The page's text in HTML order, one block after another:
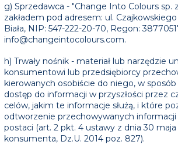
g) Sprzedawca - "Change Into Colours sp.
zakładem pod adresem: ul.
Biała, NIP: 547-222-20-70, Regon:
info@changeintocolours.com.
h) Trwały nośnik - materiał lub narzędzie
konsumentowi lub przedsiębiorcy
kierowanych osobiście do niego, w
dostęp do informacji w przyszłości przez
celów, jakim te informacje służą, i które
odtworzenie przechowywanych
postaci (art. 2 pkt. 4 ustawy z dnia 30 maja
konsumenta, Dz.U. 2014 poz. 827).